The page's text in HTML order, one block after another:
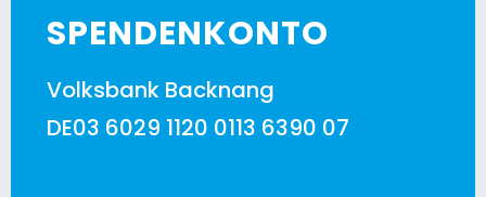
SPENDENKONTO
Volksbank Backnang
DE03 6029 1120 0113 6390 07